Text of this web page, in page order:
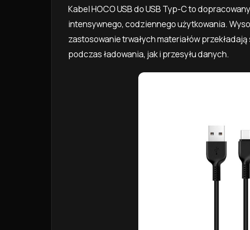
Kabel HOCO USB do USB Typ-C to
intensywnego, codziennego użytkowania.
zastosowanie trwałych materiałów
podczas ładowania, jak i przesyłu danych.